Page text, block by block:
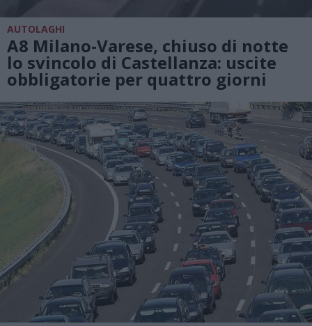
AUTOLAGHI
A8 Milano-Varese, chiuso di notte
lo svincolo di Castellanza: uscite
obbligatorie per quattro giorni